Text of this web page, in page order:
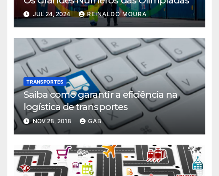
JUL 24, 2024 REINALDO MOURA
TRANSPORTES
Saiba como garantir a eficiência na
logística de transportes
NOV 28, 2018 GAB